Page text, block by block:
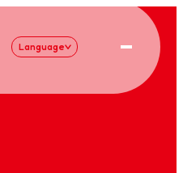
Language